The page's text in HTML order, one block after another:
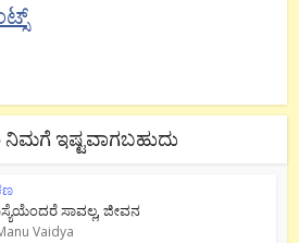
ನಿಮಗೆ ಇಷ್ಟವಾಗಬಹುದು
ಸಾವಲ್ಲ, ಜೀವನ
Vaidya